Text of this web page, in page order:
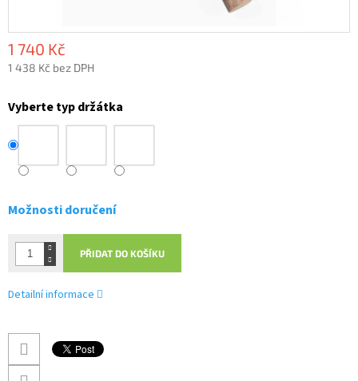
1 740 Kč
1 438 Kč bez DPH
cena:
Vyberte typ držátka
Možnosti doručení
PŘIDAT DO KOŠÍKU
Detailní informace